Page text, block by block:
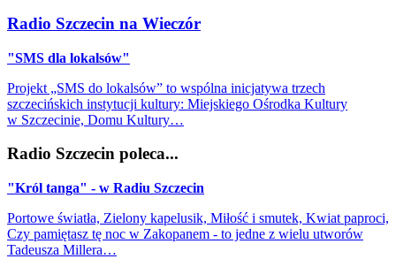
Radio Szczecin na Wieczór
"SMS dla lokalsów"
Projekt „SMS do lokalsów” to wspólna inicjatywa trzech
szczecińskich instytucji kultury: Miejskiego Ośrodka Kultury
w Szczecinie, Domu Kultury…
Radio Szczecin poleca...
"Król tanga" - w Radiu Szczecin
Portowe światła, Zielony kapelusik, Miłość i smutek, Kwiat paproci,
Czy pamiętasz tę noc w Zakopanem - to jedne z wielu utworów
Tadeusza Millera…